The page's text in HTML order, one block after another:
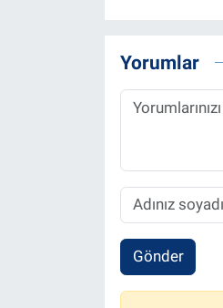
Yorumlar
Gönder